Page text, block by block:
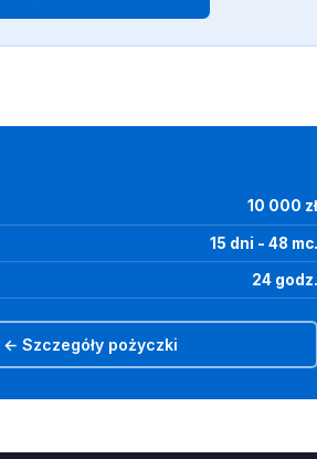
10 000 zł
15 dni - 48 mc.
24 godz.
← Szczegóły pożyczki